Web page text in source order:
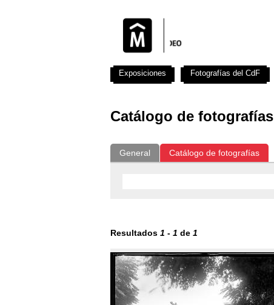
Catálogo de fotografías
General Catálogo de fotografías
Resultados 1 - 1 de 1
Exposiciones Fotografías del CdF